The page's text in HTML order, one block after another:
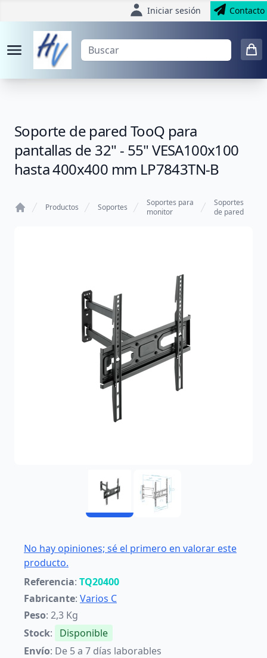
Iniciar sesión Contacto
Soporte de pared TooQ para
pantallas de 32" - 55" VESA100x100
hasta 400x400 mm LP7843TN-B
Productos Soportes
Soportes para
monitor
Soportes
de pared
No hay opiniones; sé el primero en valorar este
producto.
Referencia: TQ20400
Fabricante: Varios C
Peso: 2,3 Kg
Stock:
Disponible
Envío: De 5 a 7 días laborables